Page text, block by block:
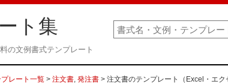
ト集
の文例書式テンプレート
レート一覧 > 注文書, 発注書 > 注文書のテンプレート（Excel・エク